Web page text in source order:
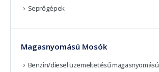
Seprőgépek
Magasnyomású Mosók
Benzin/diesel üzemeltetésű magasnyomású